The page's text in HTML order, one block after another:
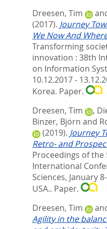
Dreesen, Tim
(2017). Journey
We Now And
Transforming
innovation : 38th
on Information
10.12.2017 -
Korea. Paper.
Dreesen, Tim
,
Binzer, Björn and
(2019). Journey
Retro- and
Proceedings of the
International
Sciences, January
USA.. Paper.
Dreesen, Tim
Agility in the